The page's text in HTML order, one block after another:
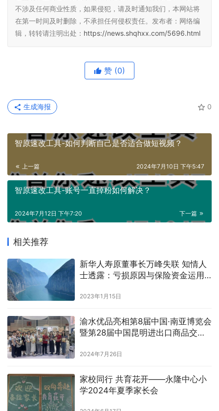
不涉及任何商业性质，如果侵犯，请及时通知我们，本网站将
在第一时间及时删除，不承担任何侵权责任。发布者：网络编
辑，转转请注明出处： https://news.shqhxx.com/5696.html
赞 (0)
0
生成海报
智原速改工具-如何判断自己是否适合做短视频？
上一篇 2024年7月10日 下午5:47
智原速改工具-账号一直掉粉如何解决？
下一篇
2024年7月12日 下午7:20
相关推荐
新华人寿原董事长万峰失联 知情人
士透露：亏损原因与保险资金运用
2023年1月15日
渝水优品亮相第8届中国·南亚博览会
暨第28届中国昆明进出口商品交易
2024年7月26日
家校同行 共育花开——永隆中心小
学2024年夏季家长会